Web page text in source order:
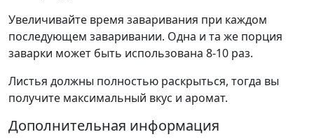
Увеличивайте время заваривания при каждом
последующем заваривании. Одна и та же порция
заварки может быть использована 8-10 раз.
Листья должны полностью раскрыться, тогда вы
получите максимальный вкус и аромат.
Дополнительная информация